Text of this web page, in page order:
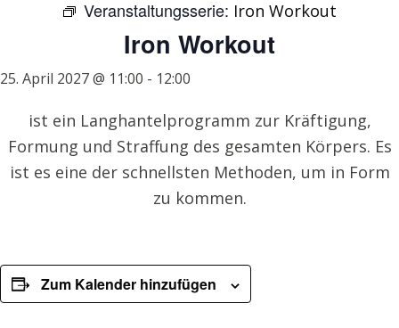
Veranstaltungsserie: Iron Workout
Iron Workout
25. April 2027 @ 11:00 - 12:00
ist ein Langhantelprogramm zur Kräftigung,
Formung und Straffung des gesamten Körpers. Es
ist es eine der schnellsten Methoden, um in Form
zu kommen.
Zum Kalender hinzufügen